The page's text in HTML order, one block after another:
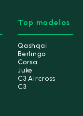
Top modelos
Qashqai
Berlingo
Corsa
Juke
C3 Aircross
C3